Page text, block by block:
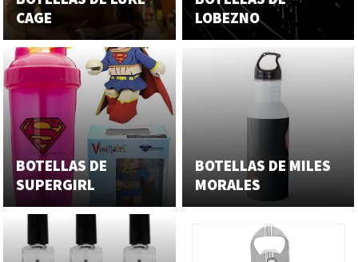
CAGE
LOBEZNO
BOTELLAS DE
SUPERGIRL
BOTELLAS DE MILES
MORALES